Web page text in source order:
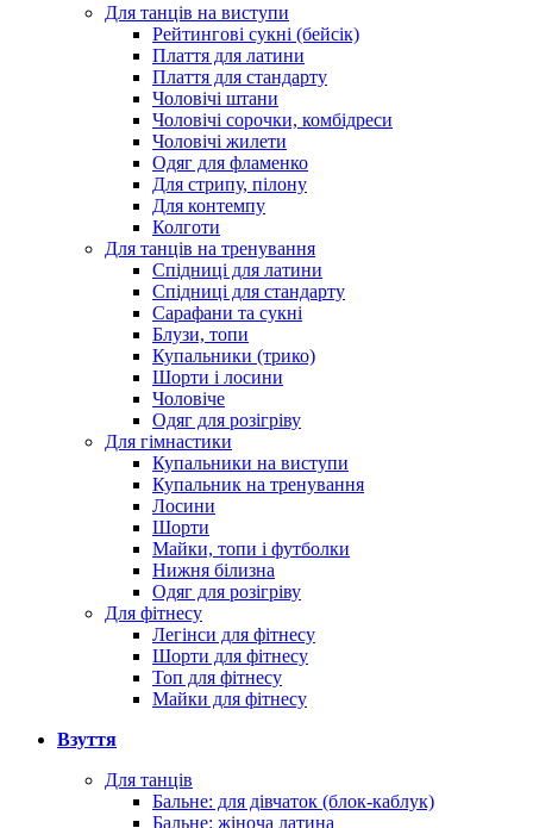
Для танців на виступи
Рейтингові сукні (бейсік)
Плаття для латини
Плаття для стандарту
Чоловічі штани
Чоловічі сорочки, комбідреси
Чоловічі жилети
Одяг для фламенко
Для стрипу, пілону
Для контемпу
Колготи
Для танців на тренування
Спідниці для латини
Спідниці для стандарту
Сарафани та сукні
Блузи, топи
Купальники (трико)
Шорти і лосини
Чоловіче
Одяг для розігріву
Для гімнастики
Купальники на виступи
Купальник на тренування
Лосини
Шорти
Майки, топи і футболки
Нижня білизна
Одяг для розігріву
Для фітнесу
Легінси для фітнесу
Шорти для фітнесу
Топ для фітнесу
Майки для фітнесу
Взуття
Для танців
Бальне: для дівчаток (блок-каблук)
Бальне: жіноча латина